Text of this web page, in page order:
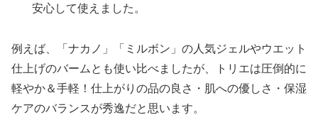
安心して使えました。
例えば、「ナカノ」「ミルボン」の人気ジェルやウエット
仕上げのバームとも使い比べましたが、トリエは圧倒的に
軽やか＆手軽！仕上がりの品の良さ・肌への優しさ・保湿
ケアのバランスが秀逸だと思います。